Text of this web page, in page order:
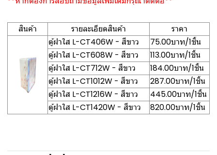
สินค้า รายละเอียดสินค้า
ราคา
ตู้ฝาใส L-CT406W - สีขาว
75.00บาท/1ชิ้น
ตู้ฝาใส L-CT608W - สีขาว
113.00บาท/1ชิ้น
ตู้ฝาใส L-CT712W - สีขาว
184.00บาท/1ชิ้น
ตู้ฝาใส L-CT1012W - สีขาว
287.00บาท/1ชิ้น
ตู้ฝาใส L-CT1216W - สีขาว
445.00บาท/1ชิ้น
ตู้ฝาใส L-CT1420W - สีขาว
820.00บาท/1ชิ้น